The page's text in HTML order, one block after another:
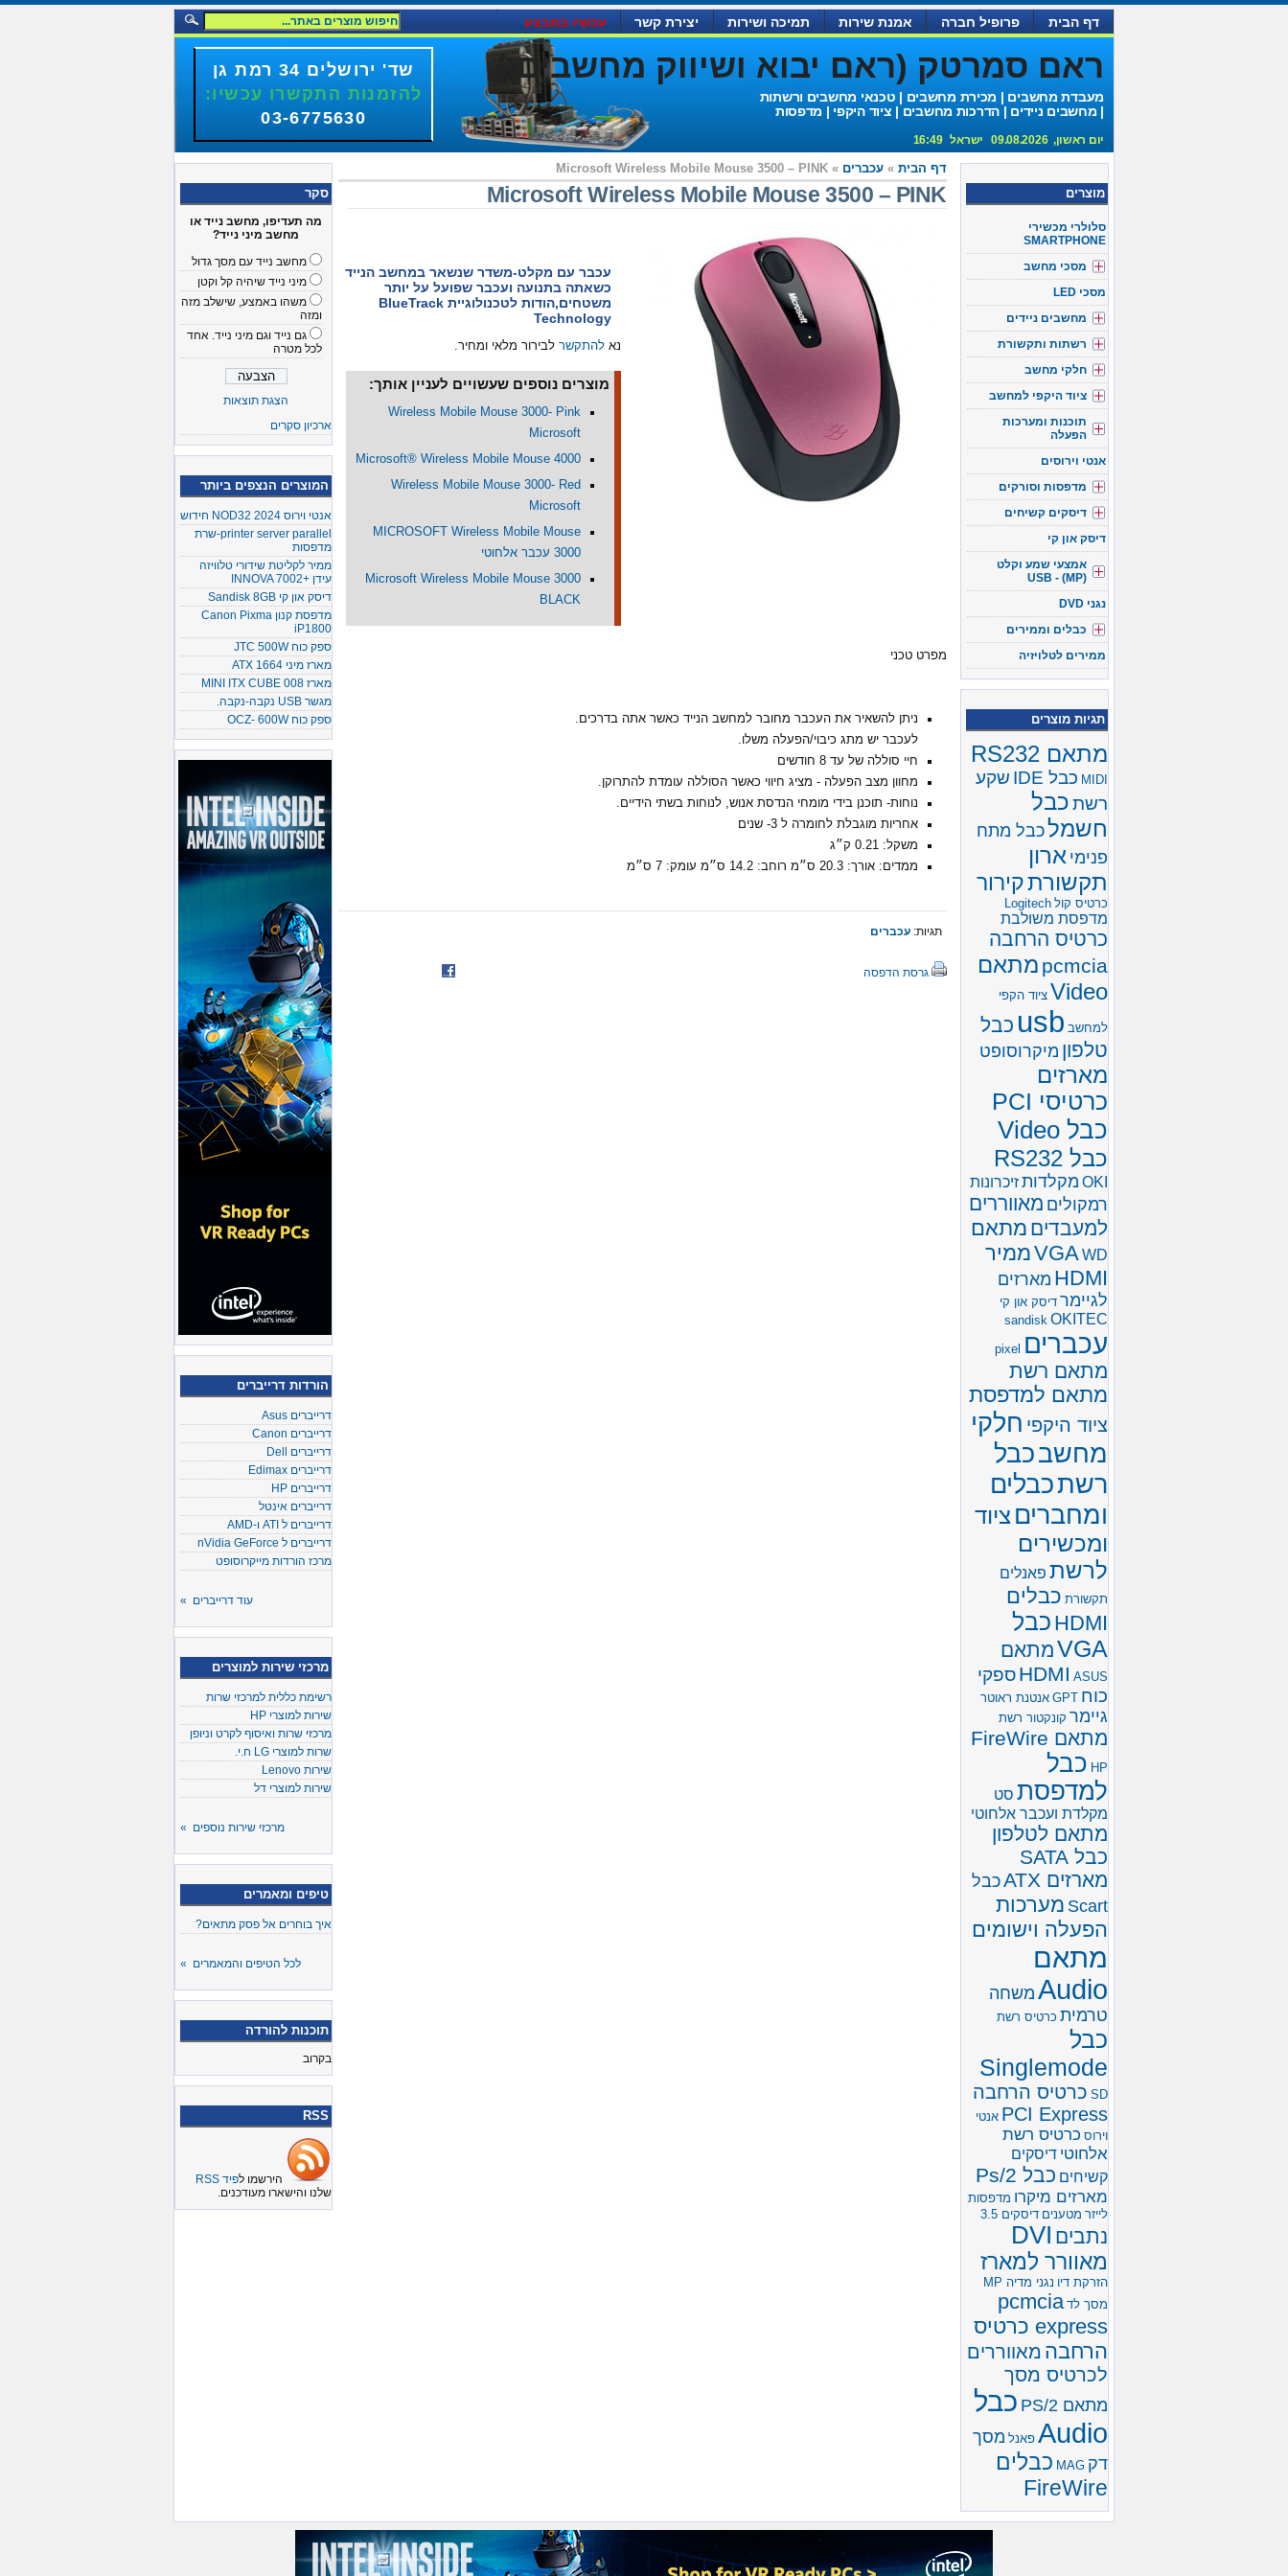
דף הבית פרופיל חברה אמנת שירות תמיכה ושירות יצירת קשר עכשיו במבצע
ראם סמרטק (ראם יבוא ושיווק מחשבים )
מעבדת מחשבים | מכירת מחשבים | טכנאי מחשבים ורשתות
| מחשבים ניידים | הדרכות מחשבים | ציוד היקפי | מדפסות
יום ראשון, 09.08.2026 ישראל 16:49
שד' ירושלים 34 רמת גן
להזמנות התקשרו עכשיו:
03-6775630
סקר
מה תעדיפו, מחשב נייד או
מחשב מיני נייד?
מחשב נייד עם מסך גדול
מיני נייד שיהיה קל וקטן
משהו באמצע, שישלב מזה
ומזה
גם נייד וגם מיני נייד. אחד
לכל מטרה
הצגת תוצאות
ארכיון סקרים
המוצרים הנצפים ביותר
אנטי וירוס NOD32 2024 חידוש
printer server parallel-שרת
מדפסות
ממיר לקליטת שידורי טלוויזה
עידן +INNOVA 7002
דיסק און קי Sandisk 8GB
מדפסת קנון Canon Pixma
iP1800
ספק כוח JTC 500W
מארז מיני ATX 1664
מארז MINI ITX CUBE 008
מגשר USB נקבה-נקבה.
ספק כוח OCZ- 600W
הורדות דרייברים
דרייברים Asus
דרייברים Canon
דרייברים Dell
דרייברים Edimax
דרייברים HP
דרייברים אינטל
דרייברים ל ATI ו-AMD
דרייברים ל nVidia GeForce
מרכז הורדות מייקרוסופט
עוד דרייברים »
מרכזי שירות למוצרים
רשימת כללית למרכזי שרות
שירות למוצרי HP
מרכזי שרות ואיסוף לקרט וניופן
שרות למוצרי LG ח.י.
שירות Lenovo
שירות למוצרי דל
מרכזי שירות נוספים »
טיפים ומאמרים
איך בוחרים אל פסק מתאים?
לכל הטיפים והמאמרים »
תוכנות להורדה
בקרוב
RSS
הירשמו לפיד RSS
שלנו והישארו מעודכנים.
דף הבית » עכברים » Microsoft Wireless Mobile Mouse 3500 – PINK
Microsoft Wireless Mobile Mouse 3500 – PINK
עכבר עם מקלט-משדר שנשאר במחשב הנייד
כשאתה בתנועה ועכבר שפועל על יותר
משטחים,הודות לטכנולוגיית BlueTrack
Technology
נא להתקשר לבירור מלאי ומחיר.
מוצרים נוספים שעשויים לעניין אותך:
Wireless Mobile Mouse 3000- Pink
Microsoft
Microsoft® Wireless Mobile Mouse 4000
Wireless Mobile Mouse 3000- Red
Microsoft
MICROSOFT Wireless Mobile Mouse
3000 עכבר אלחוטי
Microsoft Wireless Mobile Mouse 3000
BLACK
מפרט טכני
ניתן להשאיר את העכבר מחובר למחשב הנייד כאשר אתה בדרכים.
לעכבר יש מתג כיבוי/הפעלה משלו.
חיי סוללה של עד 8 חודשים
מחוון מצב הפעלה - מציג חיווי כאשר הסוללה עומדת להתרוקן.
נוחות- תוכנן בידי מומחי הנדסת אנוש, לנוחות בשתי הידיים.
אחריות מוגבלת לחומרה ל 3- שנים
משקל: 0.21 ק״ג
ממדים: אורך: 20.3 ס״מ רוחב: 14.2 ס״מ עומק: 7 ס״מ
תגיות: עכברים
גרסת הדפסה
מוצרים
סלולרי מכשירי
SMARTPHONE
מסכי מחשב
מסכי LED
מחשבים ניידים
רשתות ותקשורת
חלקי מחשב
ציוד היקפי למחשב
תוכנות ומערכות
הפעלה
אנטי וירוסים
מדפסות וסורקים
דיסקים קשיחים
דיסק און קי
אמצעי שמע וקלט
(USB - (MP
נגני DVD
כבלים וממירים
ממירים לטלויזיה
תגיות מוצרים
מתאם RS232
MIDI כבל IDE
שקע
רשתכבל
חשמלכבל מתח
פנימי ארון
תקשורתקירור
כרטיס קול Logitech
מדפסת משולבת
כרטיס הרחבה
pcmcia מתאם
Video ציוד הקפי
למחשב usb כבל
טלפון מיקרוסופט
מארזים
כרטיסי PCI
כבל Video
כבל RS232
OKI מקלדותזיכרונות
רמקולים מאווררים
למעבדים מתאם
VGAWD
ממיר
HDMI מארזים
לגיימר דיסק און קי
sandisk OKITEC
עכברים pixel
מתאם רשת
מתאם למדפסת
ציוד היקפי חלקי
מחשבכבל
רשתכבלים
ומחברים ציוד
ומכשירים
לרשת פאנלים
תקשורת כבלים
HDMI כבל
VGAמתאם
HDMI ASUS
ספקי
כוח GPT אנטנת ראוטר
גיימר קונקטור רשת
מתאם FireWire
HP כבל
למדפסת סט
מקלדת ועכבר אלחוטי
מתאם לטלפון
כבל SATA
מארזים ATX
כבל
Scart מערכות
הפעלה וישומים
מתאם
Audio משחה
טרמית כרטיס רשת
כבל
Singlemode
SD כרטיס הרחבה
PCI Express אנטי
וירוס כרטיס רשת
אלחוטי דיסקים
קשיחים כבל Ps/2
מארזים מיקרו מדפסות
לייזר מטענים דיסקים 3.5
נתבים DVI
מאוורר למארז
הזרקת דיו נגני מדיה MP
מסך לד pcmcia
express כרטיס
הרחבה מאווררים
לכרטיס מסך
מתאם PS/2
כבל
Audio פאנל מסך
דק MAG כבלים
FireWire